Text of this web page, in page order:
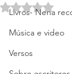
Livros- Nena
Música e video
Versos
Avaliado